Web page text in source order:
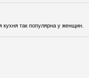
так популярна у женщин.